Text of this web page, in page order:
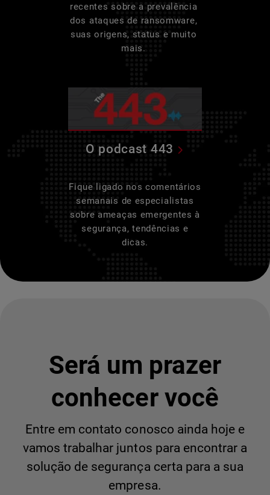
recentes sobre a prevalência
dos ataques de ransomware,
suas origens, status e muito
mais.
O podcast 443
Fique ligado nos comentários
semanais de especialistas
sobre ameaças emergentes à
segurança, tendências e
dicas.
Será um prazer
conhecer você
Entre em contato conosco ainda hoje e
vamos trabalhar juntos para encontrar a
solução de segurança certa para a sua
empresa.